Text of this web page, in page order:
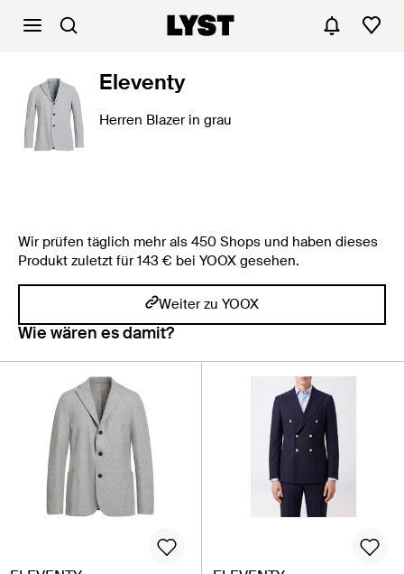
Eleventy
Herren Blazer in grau
Wir prüfen täglich mehr als 450 Shops und haben dieses
Produkt zuletzt für 143 € bei YOOX gesehen.
Weiter zu YOOX
Wie wären es damit?